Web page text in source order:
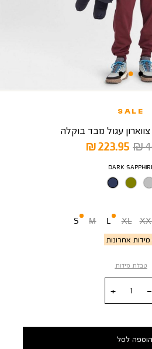
SALE
עגול מבד בוקלה
מחיר
מוצר
223.95 ₪
DARK
S
מידות אחרונות
M L XL
טבלת מידות
הוספה לסל